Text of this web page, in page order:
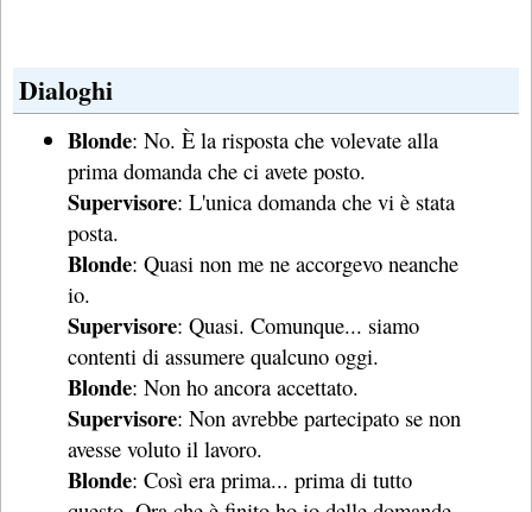
Dialoghi
Blonde: No. È la risposta che volevate alla
prima domanda che ci avete posto.
Supervisore: L'unica domanda che vi è stata
posta.
Blonde: Quasi non me ne accorgevo neanche
io.
Supervisore: Quasi. Comunque... siamo
contenti di assumere qualcuno oggi.
Blonde: Non ho ancora accettato.
Supervisore: Non avrebbe partecipato se non
avesse voluto il lavoro.
Blonde: Così era prima... prima di tutto